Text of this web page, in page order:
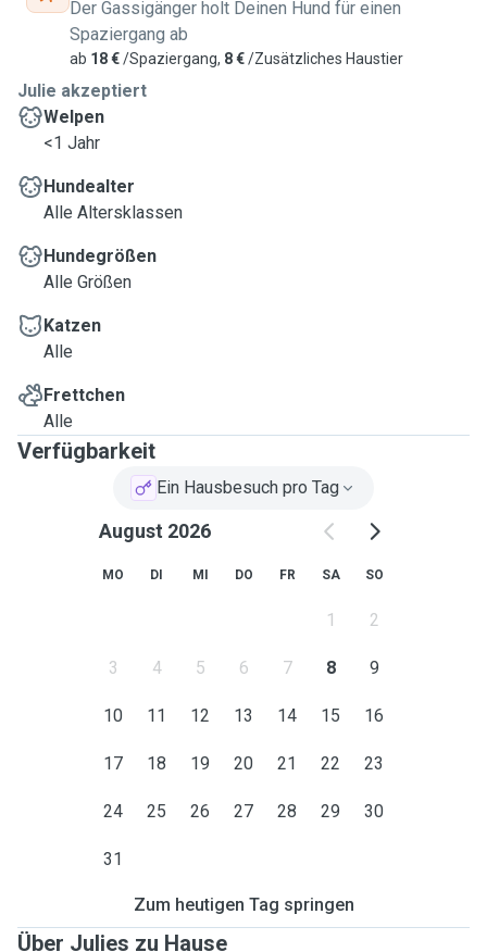
Der Gassigänger holt Deinen Hund für einen
Spaziergang ab
ab 18 €/Spaziergang, 8 €/Zusätzliches Haustier
Julie akzeptiert
Welpen
<1 Jahr
Hundealter
Alle Altersklassen
Hundegrößen
Alle Größen
Katzen
Alle
Frettchen
Alle
Verfügbarkeit
Ein Hausbesuch pro Tag
August 2026
MO DI MI DO FR SA SO
1 2
3 4 5 6 7 8 9
10 11 12 13 14 15 16
17 18 19 20 21 22 23
24 25 26 27 28 29 30
31
Zum heutigen Tag springen
Über Julies zu Hause